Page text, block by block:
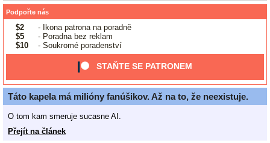
Podpořte nás
$2
- Ikona patrona na poradně
$5
- Poradna bez reklam
$10
- Soukromé poradenství
STAŇTE SE PATRONEM
Táto kapela má milióny fanúšikov. Až na to, že neexistuje.
O tom kam smeruje sucasne AI.
Přejít na článek